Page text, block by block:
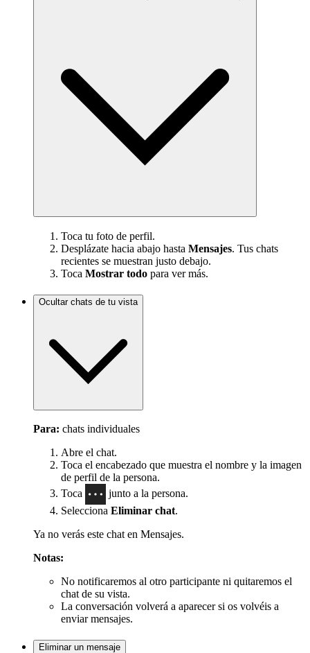
Toca tu foto de perfil.
Desplázate hacia abajo hasta Mensajes. Tus chats
recientes se muestran justo debajo.
Toca Mostrar todo para ver más.
Ocultar chats de tu vista
Para: chats individuales
Abre el chat.
Toca el encabezado que muestra el nombre y la imagen
de perfil de la persona.
Toca
junto a la persona.
Selecciona Eliminar chat.
Ya no verás este chat en Mensajes.
Notas:
No notificaremos al otro participante ni quitaremos el
chat de su vista.
La conversación volverá a aparecer si os volvéis a
enviar mensajes.
Eliminar un mensaje